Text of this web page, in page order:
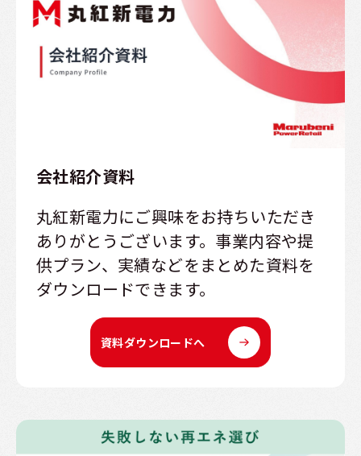
会社紹介資料
丸紅新電力にご興味をお持ちいただき
ありがとうございます。事業内容や提
供プラン、実績などをまとめた資料を
ダウンロードできます。
資料ダウンロードへ